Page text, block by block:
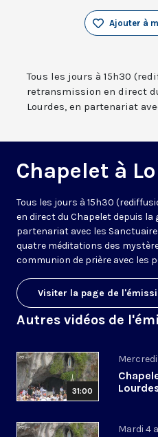
Ajouter à
Tous les jours à 15h30
retransmission en direct
Lourdes, en partenariat
Chapelet à
Tous les jours à 15h30
en direct du Chapelet depuis la
partenariat avec les
quatre méditations des
communion de prière avec les
Visiter la page de
Autres vidéos de
31:00
Mardi 4